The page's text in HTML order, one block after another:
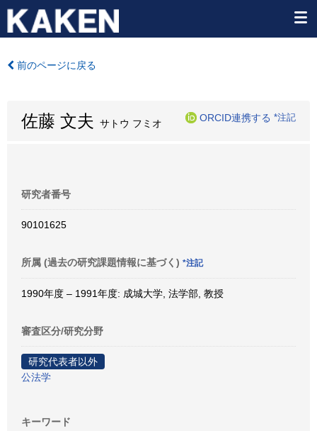
前のページに戻る
佐藤 文夫 サトウ フミオ
ORCID連携する *注記
研究者番号
90101625
所属 (過去の研究課題情報に基づく) *注記
1990年度 – 1991年度: 成城大学, 法学部, 教授
審査区分/研究分野
研究代表者以外
公法学
キーワード